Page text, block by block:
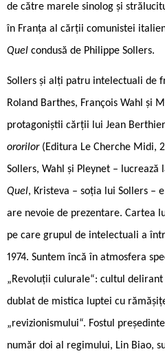
de către marele sinolog și
în Franța al cărții comunistei
Quel condusă de Philippe Sollers.
Sollers și alți patru intelectuali de
Roland Barthes, François Wahl și
protagoniștii cărții lui Jean Berthier
ororilor (Editura Le Cherche Midi,
Sollers, Wahl și Pleynet –
Quel, Kristeva – soția lui Sollers –
are nevoie de prezentare. Cartea
pe care grupul de intelectuali a
1974. Suntem încă în atmosfera
„Revoluții culurale“: cultul
dublat de mistica luptei cu
„revizionismului“. Fostul
număr doi al regimului, Lin Biao,